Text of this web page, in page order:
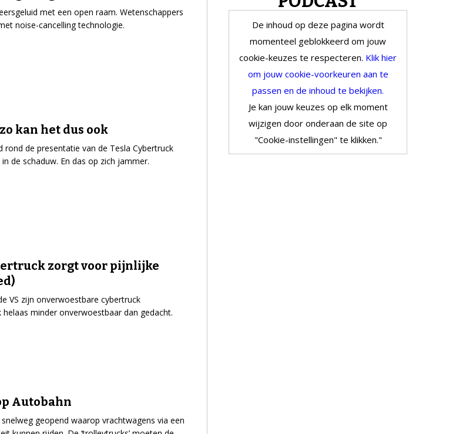
met een open raam. Wetenschappers
noise-cancelling technologie.
kan het dus ook
rond de presentatie van de Tesla Cybertruck
de schaduw. En das op zich jammer.
zorgt voor pijnlijke
VS zijn onverwoestbare cybertruck
helaas minder onverwoestbaar dan gedacht.
Autobahn
geopend waarop vrachtwagens via een
De inhoud op deze pagina wordt
momenteel geblokkeerd om jouw
cookie-keuzes te respecteren. Klik hier
om jouw cookie-voorkeuren aan te
passen en de inhoud te bekijken.
Je kan jouw keuzes op elk moment
wijzigen door onderaan de site op
"Cookie-instellingen" te klikken."